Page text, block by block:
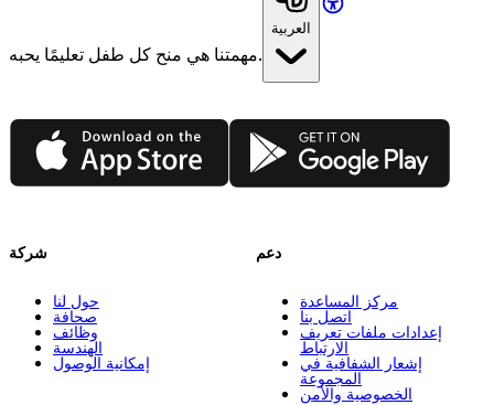
مهمتنا هي منح كل طفل تعليمًا يحبه.
العربية
App Store Google Play
شركة
حول لنا
صحافة
وظائف
الهندسة
إمكانية الوصول
دعم
مركز المساعدة
اتصل بنا
إعدادات ملفات تعريف
الارتباط
إشعار الشفافية في
المجموعة
الخصوصية والأمن